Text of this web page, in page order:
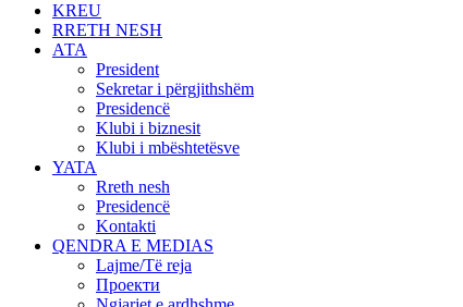
KREU
RRETH NESH
АТА
President
Sekretar i përgjithshëm
Presidencë
Klubi i biznesit
Klubi i mbështetësve
YATA
Rreth nesh
Presidencë
Kontakti
QENDRA E MEDIAS
Lajme/Të reja
Проекти